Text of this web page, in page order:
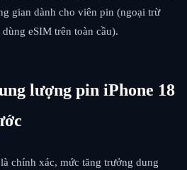
gian dành cho viên pin (ngoại trừ
eSIM trên toàn cầu).
lượng pin iPhone 18
chính xác, mức tăng trưởng dung